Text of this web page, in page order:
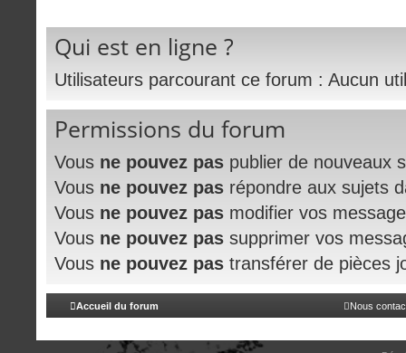
Qui est en ligne ?
Utilisateurs parcourant ce forum : Aucun
Permissions du forum
Vous ne pouvez pas publier de nouveaux
Vous ne pouvez pas répondre aux sujets
Vous ne pouvez pas modifier vos
Vous ne pouvez pas supprimer vos
Vous ne pouvez pas transférer de pièces
Accueil du forum Nous